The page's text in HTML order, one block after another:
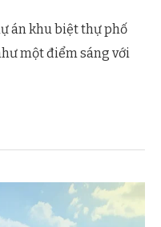
án khu biệt thự phố
một điểm sáng với